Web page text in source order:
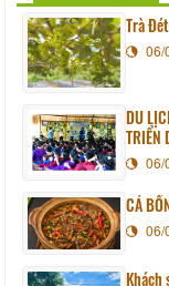
Trà
06/
DU
TRIỂN
06/
CÁ
06/
Khách